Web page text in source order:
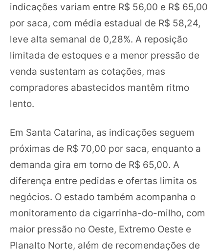
indicações variam entre R$ 56,00 e R$ 65,00
por saca, com média estadual de R$ 58,24,
leve alta semanal de 0,28%. A reposição
limitada de estoques e a menor pressão de
venda sustentam as cotações, mas
compradores abastecidos mantêm ritmo
lento.
Em Santa Catarina, as indicações seguem
próximas de R$ 70,00 por saca, enquanto a
demanda gira em torno de R$ 65,00. A
diferença entre pedidas e ofertas limita os
negócios. O estado também acompanha o
monitoramento da cigarrinha-do-milho, com
maior pressão no Oeste, Extremo Oeste e
Planalto Norte, além de recomendações de